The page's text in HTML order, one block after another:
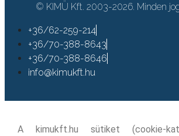
© KIMÜ Kft. 2003-2026. Minden
+36/62-259-214
+36/70-388-8643
+36/70-388-8646
info@kimukft.hu
A kimukft.hu sütiket (cookie-